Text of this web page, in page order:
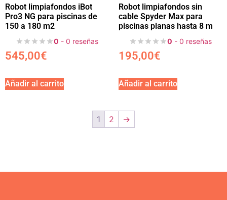
Robot limpiafondos iBot
Pro3 NG para piscinas de
150 a 180 m2
0 - 0 reseñas
545,00€
Añadir al carrito
Robot limpiafondos sin
cable Spyder Max para
piscinas planas hasta 8 m
0 - 0 reseñas
195,00€
Añadir al carrito
1 2 →